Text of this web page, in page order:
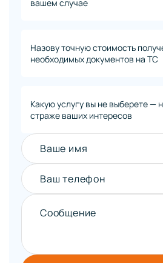
вашем случае
Назову точную стоимость
необходимых документов на ТС
Какую услугу вы не выберете —
страже ваших интересов
Ваше имя
Ваш телефон
Сообщение